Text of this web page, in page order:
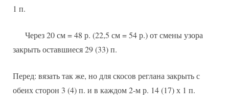
1 п.
Через 20 см = 48 р. (22,5 см = 54 р.) от смены узора
закрыть оставшиеся 29 (33) п.
Перед: вязать так же, но для скосов реглана закрыть с
обеих сторон 3 (4) п. и в каждом 2-м р. 14 (17) х 1 п.